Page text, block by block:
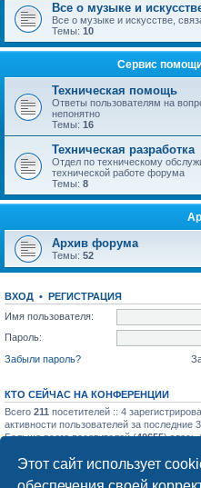
Этот сайт использует
Все о музыке и
Все о музыке и искусстве,
Темы: 10
Сервис
Техническая помощь
Ответы пользователям на
непонятно
Темы: 16
Техническая разработка
Отдел по техническому
технической работе форума
Темы: 8
Архив форума
Темы: 52
ВХОД • РЕГИСТРАЦИЯ
Имя пользователя:
Пароль:
Забыли пароль?
КТО СЕЙЧАС НА КОНФЕРЕНЦИИ
Всего 211 посетителей :: 4
активности пользователей за последние
Больше всего посетителей (40655) здесь
СТАТИСТИКА
Всего сообщений:31758• Всего тем:1129